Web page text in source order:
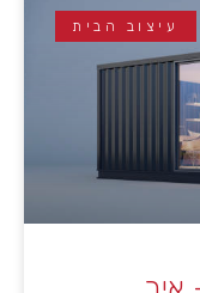
עיצוב הבית